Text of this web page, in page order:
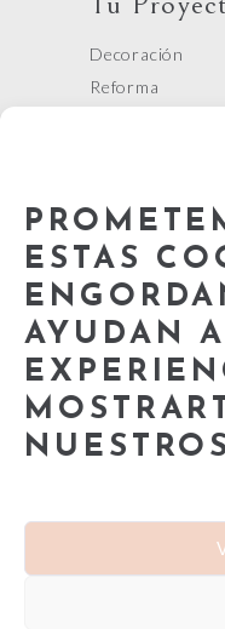
ESTAS
AYUDAN
Decoración
Reforma
Cursos
Nuestros Cursos
Términos y